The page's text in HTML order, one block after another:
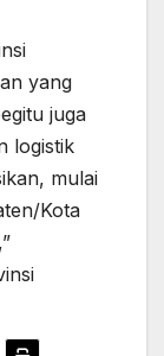
yang
juga
logistik
mulai
Kota